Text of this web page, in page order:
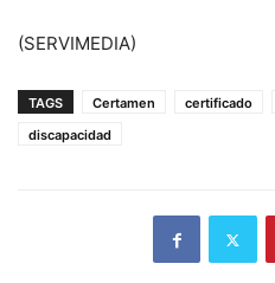
(SERVIMEDIA)
TAGS Certamen certificado
discapacidad